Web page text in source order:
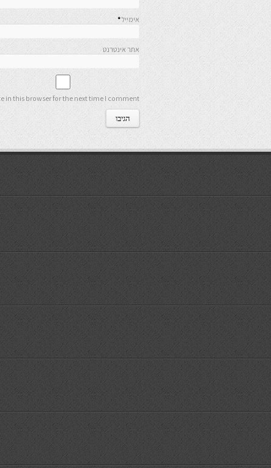
אימייל*
אתר אינטרנט
in this browser for the next time I comment.